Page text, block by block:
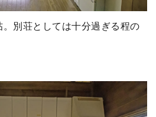
別荘としては十分過ぎる程の